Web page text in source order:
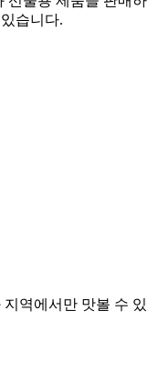
습니다.
역에서만 맛볼 수 있